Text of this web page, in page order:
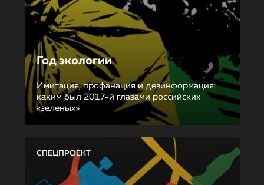
Год экологии
Имитация, профанация и дезинформация:
каким был 2017-й глазами российских
«зеленых»
СПЕЦПРОЕКТ